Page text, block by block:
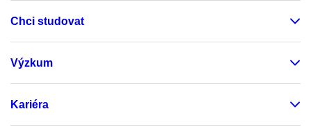
Chci studovat
Výzkum
Kariéra